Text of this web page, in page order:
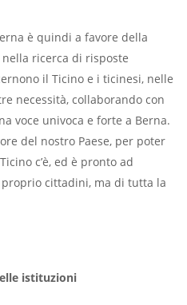
è quindi a favore della
ricerca di risposte
il Ticino e i ticinesi, nelle
necessità, collaborando con
voce univoca e forte a Berna.
del nostro Paese, per poter
c’è, ed è pronto ad
cittadini, ma di tutta la
istituzioni